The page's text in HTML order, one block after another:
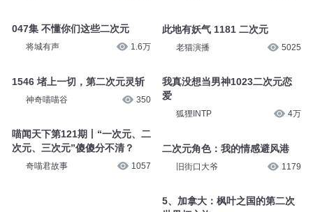
047集 不懂你们这些二次元
将城有声 1.6万
1546 堵上一切，第二次元灵斩
神奇喵喵谷 350
喵闻天下第121期丨“一次元、二
次元、三次元”傻傻分不清？
奇喵君故事 1057
此地有妖气 1181 二次元
老猫演播 5025
我真没想当男神1023二次元恋
爱
狐狸INTP 4万
二次元角色：我的情感避风港
旧街口大爷 1179
5、加拿大：枫叶之国的第二次